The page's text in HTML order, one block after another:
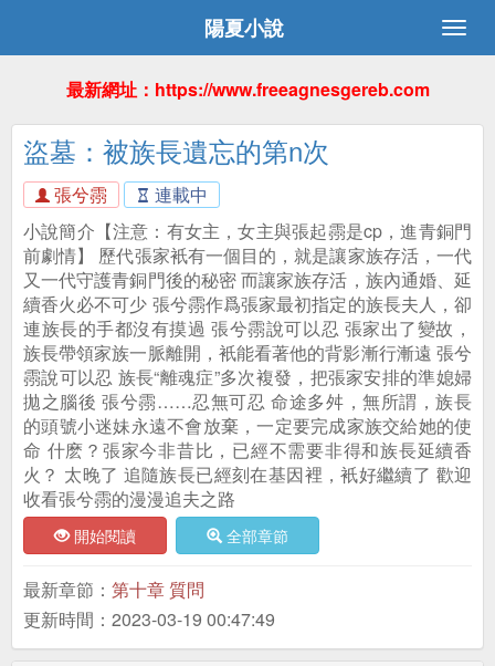
陽夏小說
最新網址：https://www.freeagnesgereb.com
盜墓：被族長遺忘的第n次
張兮霛
連載中
小說簡介【注意：有女主，女主與張起霛是cp，進青銅門
前劇情】 歷代張家衹有一個目的，就是讓家族存活，一代
又一代守護青銅門後的秘密 而讓家族存活，族內通婚、延
續香火必不可少 張兮霛作爲張家最初指定的族長夫人，卻
連族長的手都沒有摸過 張兮霛說可以忍 張家出了變故，
族長帶領家族一脈離開，衹能看著他的背影漸行漸遠 張兮
霛說可以忍 族長“離魂症”多次複發，把張家安排的準媳婦
拋之腦後 張兮霛……忍無可忍 命途多舛，無所謂，族長
的頭號小迷妹永遠不會放棄，一定要完成家族交給她的使
命 什麽？張家今非昔比，已經不需要非得和族長延續香
火？ 太晚了 追隨族長已經刻在基因裡，衹好繼續了 歡迎
收看張兮霛的漫漫追夫之路
開始閱讀 全部章節
最新章節： 第十章 質問
更新時間：2023-03-19 00:47:49